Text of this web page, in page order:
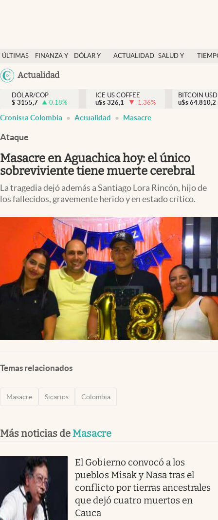
ÚLTIMAS
NOTICIAS
FINANZA Y
DÓLAR Y
ACTUALIDAD SALUD Y
México
Actualidad
Salud y nutrición
Vida espiritual
Actualidad
Colombia
DÓLAR/COP
$ 3155,7 0.18%
ICE US COFFEE
u$s 326,1 -1.36%
BITCOIN USD
u$s 64.810,2
Cronista Colombia Actualidad Masacre
Ataque
Masacre en Aguachica hoy: el único
sobreviviente tiene muerte cerebral
La tragedia dejó además a Santiago Lora Rincón, hijo de
los fallecidos, gravemente herido y en estado crítico.
Temas relacionados
Masacre Sicarios Colombia
Más noticias de Masacre
El Gobierno convocó a los
pueblos Misak y Nasa tras el
conflicto por tierras ancestrales
que dejó cuatro muertos en
Cauca